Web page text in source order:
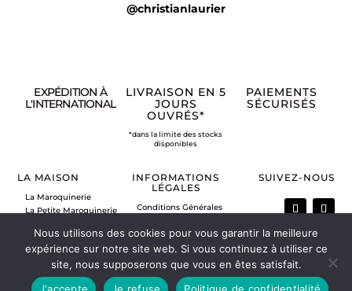
@christianlaurier
EXPÉDITION À
L'INTERNATIONAL
LIVRAISON EN 5
JOURS
OUVRÉS*
*dans la limite des stocks
disponibles
PAIEMENTS
SÉCURISÉS
LA MAISON
La Maroquinerie
La Petite Maroquinerie
Nous contacter
INFORMATIONS
LÉGALES
Conditions Générales
Mentions légales
Politique de retour
Vos commandes
Mon compte
SUIVEZ-NOUS
Nous utilisons des cookies pour vous garantir la meilleure
expérience sur notre site web. Si vous continuez à utiliser ce
site, nous supposerons que vous en êtes satisfait.
J'accepte
Je refuse Politique de confidentialité